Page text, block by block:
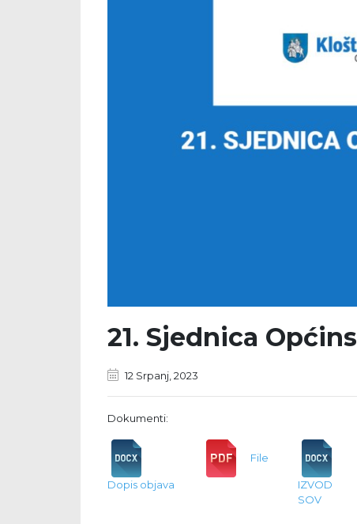
21. Sjednica
12 Srpanj, 2023
Dokumenti:
Dopis objava
File
IZVOD
SOV